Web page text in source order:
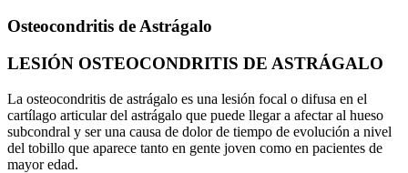
Osteocondritis de Astrágalo
LESIÓN OSTEOCONDRITIS DE ASTRÁGALO
La osteocondritis de astrágalo es una lesión focal o difusa en el
cartílago articular del astrágalo que puede llegar a afectar al hueso
subcondral y ser una causa de dolor de tiempo de evolución a nivel
del tobillo que aparece tanto en gente joven como en pacientes de
mayor edad.